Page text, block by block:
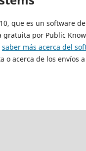
que es un software
por Public
saber más acerca del
acerca de los envíos